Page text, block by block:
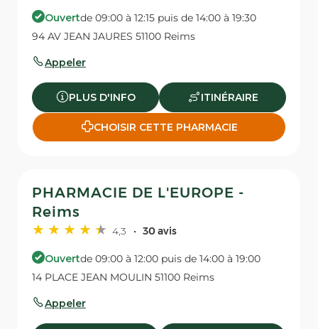
Ouvertde 09:00 à 12:15 puis de 14:00 à 19:30
94 AV JEAN JAURES 51100 Reims
Appeler
PLUS D'INFO ITINÉRAIRE
CHOISIR CETTE PHARMACIE
PHARMACIE DE L'EUROPE -
Reims
4,3 30 avis
Ouvertde 09:00 à 12:00 puis de 14:00 à 19:00
14 PLACE JEAN MOULIN 51100 Reims
Appeler